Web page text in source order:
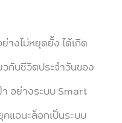
างไม่หยุดยั้ง ได้เกิด
กับชีวิตประจำวันของ
า อย่างระบบ Smart
แอนะล็อกเป็นระบบ